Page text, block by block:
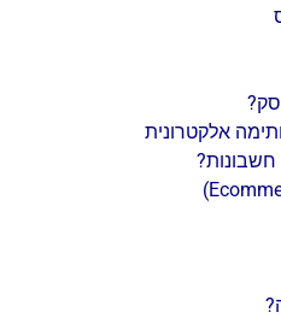
אלקטרונית